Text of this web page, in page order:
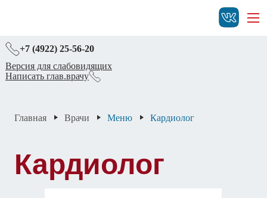
+7 (4922) 25-56-20
Версия для слабовидящих
Написать глав.врачу
Главная Врачи Меню Кардиолог
Кардиолог